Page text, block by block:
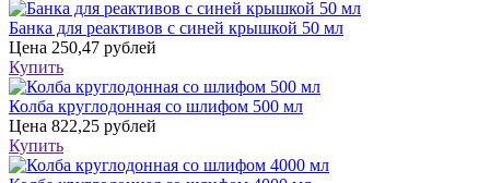
Банка для реактивов с синей крышкой 50 мл
Цена 250,47 рублей
Купить
Колба круглодонная со шлифом 500 мл
Цена 822,25 рублей
Купить